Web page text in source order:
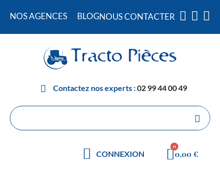
NOS AGENCES BLOGNOUS CONTACTER
Contactez nos experts :02 99 44 00 49
CONNEXION 0,00 €